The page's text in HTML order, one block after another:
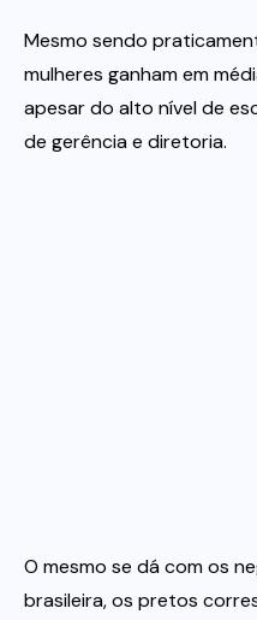
Mesmo sendo
mulheres ganham em
apesar do alto nível de
de gerência e diretoria.
O mesmo se dá com os
brasileira, os pretos